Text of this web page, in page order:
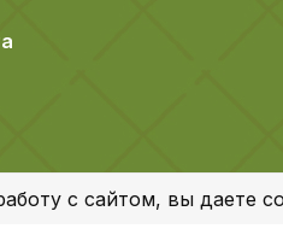
с сайтом, вы даете